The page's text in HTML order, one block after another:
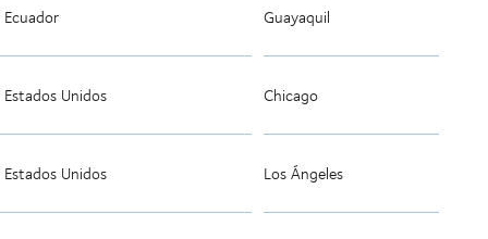
Ecuador Guayaquil
Estados Unidos Chicago
Estados Unidos Los Ángeles